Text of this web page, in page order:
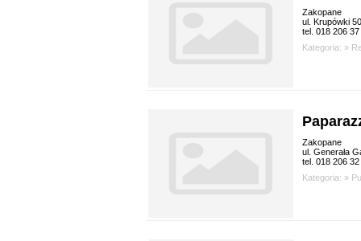
Zakopane
ul. Krupówki 50
tel. 018 206 37
Kategoria: »
Zakopane
ul. Generała
tel. 018 206 32
Kategoria: »